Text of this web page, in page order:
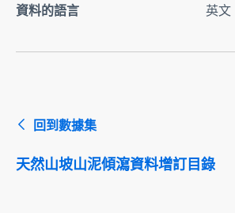
資料的語言
英文
回到數據集
天然山坡山泥傾瀉資料增訂目錄